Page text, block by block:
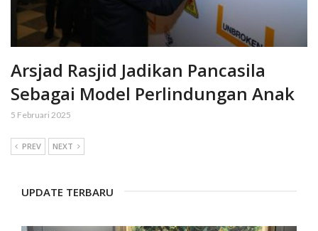
Arsjad Rasjid Jadikan Pancasila
Sebagai Model Perlindungan Anak
5 Februari 2025
PREV NEXT
UPDATE TERBARU